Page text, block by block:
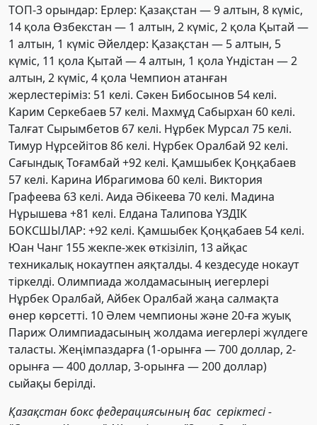
ТОП-3 орындар: Ерлер: Қазақстан —9 алтын, 8 күміс,
14 қола Өзбекстан — 1 алтын, 2 күміс, 2 қола Қытай —
1 алтын, 1 күміс Әйелдер: Қазақстан — 5 алтын, 5
күміс, 11 қола Қытай —4 алтын, 1 қола Үндістан —2
алтын, 2 күміс, 4 қола Чемпион атанған
жерлестеріміз: 51 келі. Сәкен Бибосынов 54 келі.
Карим Серкебаев 57 келі. Махмұд Сабырхан 60 келі.
Талғат Сырымбетов 67 келі. Нұрбек Мурсал 75 келі.
Тимур Нұрсейітов86 келі. Нұрбек Оралбай 92 келі.
Сағындық Тоғамбай +92 келі. Қамшыбек Қоңқабаев
57 келі. Карина Ибрагимова 60 келі. Виктория
Графеева 63 келі. Аида Әбікеева 70 келі. Мадина
Нұрышева +81 келі. Елдана Талипова ҮЗДІК
БОКСШЫЛАР: +92 келі. Қамшыбек Қоңқабаев 54 келі.
Юан Чанг 155 жекпе-жек өткізіліп, 13 айқас
техникалық нокаутпен аяқталды. 4 кездесуде нокаут
тіркелді. Олимпиада жолдамасының иегерлері
Нұрбек Оралбай, Айбек Оралбай жаңа салмақта
өнер көрсетті. 10 Әлем чемпионы және 20-ға жуық
Париж Олимпиадасының жолдама иегерлері жүлдеге
таласты. Жеңімпаздарға (1-орынға — 700 доллар, 2-
орынға — 400 доллар, 3-орынға — 200 доллар)
сыйақы берілді.
Қазақстан бокс федерациясының бас серіктесі -